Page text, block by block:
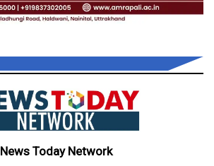
News Today Network